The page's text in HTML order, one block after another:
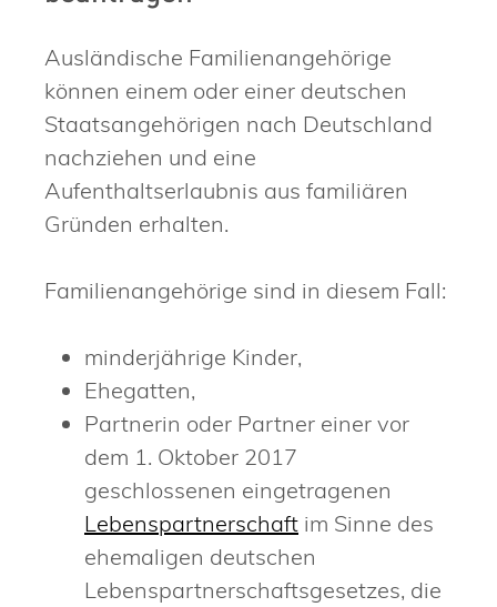
Ausländische Familienangehörige
können einem oder einer deutschen
Staatsangehörigen nach Deutschland
nachziehen und eine
Aufenthaltserlaubnis aus familiären
Gründen erhalten.
Familienangehörige sind in diesem Fall:
minderjährige Kinder,
Ehegatten,
Partnerin oder Partner einer vor
dem 1. Oktober 2017
geschlossenen eingetragenen
Lebenspartnerschaft im Sinne des
ehemaligen deutschen
Lebenspartnerschaftsgesetzes, die